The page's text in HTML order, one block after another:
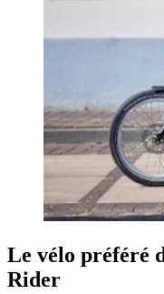
Le vélo préféré
Rider